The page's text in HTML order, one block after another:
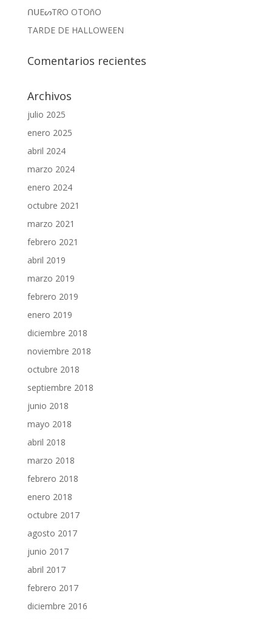
ᑎᑌEᔕTᖇO OTOñO
TARDE DE HALLOWEEN
Comentarios recientes
Archivos
julio 2025
enero 2025
abril 2024
marzo 2024
enero 2024
octubre 2021
marzo 2021
febrero 2021
abril 2019
marzo 2019
febrero 2019
enero 2019
diciembre 2018
noviembre 2018
octubre 2018
septiembre 2018
junio 2018
mayo 2018
abril 2018
marzo 2018
febrero 2018
enero 2018
octubre 2017
agosto 2017
junio 2017
abril 2017
febrero 2017
diciembre 2016